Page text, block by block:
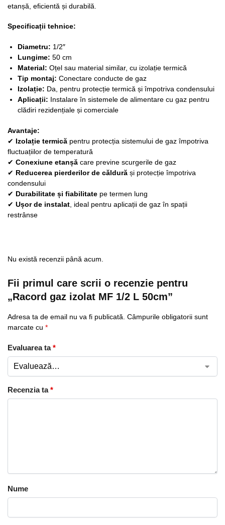
etanșă, eficientă și durabilă.
Specificații tehnice:
Diametru: 1/2″
Lungime: 50 cm
Material: Oțel sau material similar, cu izolație termică
Tip montaj: Conectare conducte de gaz
Izolație: Da, pentru protecție termică și împotriva condensului
Aplicații: Instalare în sistemele de alimentare cu gaz pentru
clădiri rezidențiale și comerciale
Avantaje:
✔ Izolație termică pentru protecția sistemului de gaz împotriva
fluctuațiilor de temperatură
✔ Conexiune etanșă care previne scurgerile de gaz
✔ Reducerea pierderilor de căldură și protecție împotriva
condensului
✔ Durabilitate și fiabilitate pe termen lung
✔ Ușor de instalat , ideal pentru aplicații de gaz în spații
restrânse
Nu există recenzii până acum.
Fii primul care scrii o recenzie pentru
„Racord gaz izolat MF 1/2 L 50cm”
Adresa ta de email nu va fi publicată. Câmpurile obligatorii sunt
marcate cu *
Evaluarea ta*
Recenzia ta*
Nume